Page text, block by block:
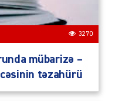
3270
mübarizə –
təzahürü